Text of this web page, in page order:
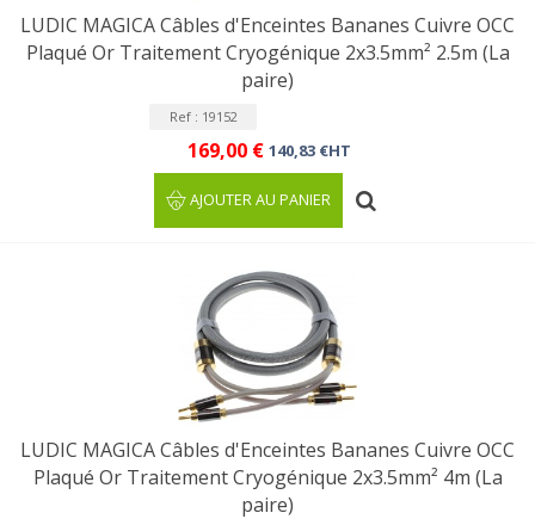
LUDIC MAGICA Câbles d'Enceintes Bananes Cuivre OCC
Plaqué Or Traitement Cryogénique 2x3.5mm² 2.5m (La
paire)
Ref : 19152
169,00 € 140,83 €HT
AJOUTER AU PANIER
LUDIC MAGICA Câbles d'Enceintes Bananes Cuivre OCC
Plaqué Or Traitement Cryogénique 2x3.5mm² 4m (La
paire)